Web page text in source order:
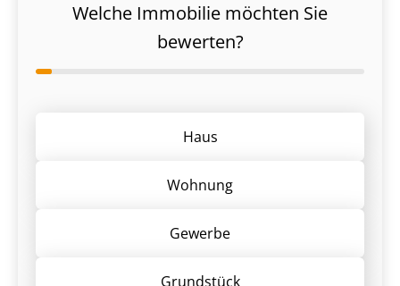
Welche Immobilie möchten Sie
bewerten?
Haus
Wohnung
Gewerbe
Grund­stück